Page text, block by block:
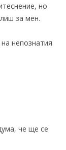
но
за мен.
непознатия
че ще се